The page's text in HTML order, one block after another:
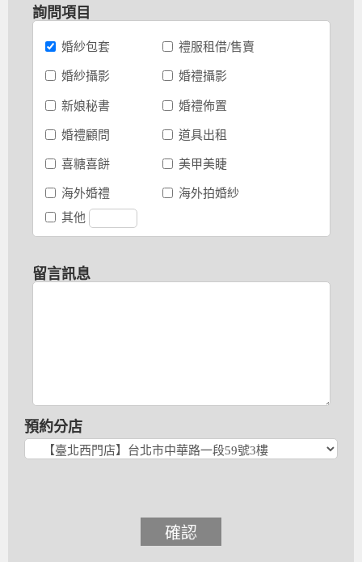
詢問項目
婚紗包套
禮服租借/售賣
婚紗攝影
婚禮攝影
新娘秘書
婚禮佈置
婚禮顧問
道具出租
喜糖喜餅
美甲美睫
海外婚禮
海外拍婚紗
其他
留言訊息
預約分店
確認